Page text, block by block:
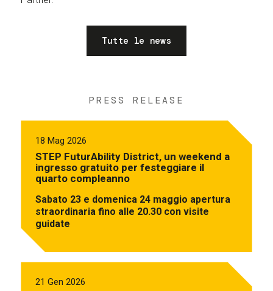
Tutte le news
PRESS RELEASE
18 Mag 2026
STEP FuturAbility District, un weekend a
ingresso gratuito per festeggiare il
quarto compleanno
Sabato 23 e domenica 24 maggio apertura
straordinaria fino alle 20.30 con visite
guidate
21 Gen 2026